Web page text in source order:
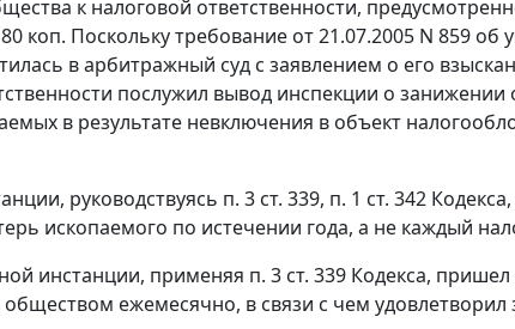
к налоговой ответственности,
коп. Поскольку требование от 21.07.2005 N 859
в арбитражный суд с заявлением о его
послужил вывод инспекции о
в результате невключения в объект
руководствуясь п. 3 ст. 339, п. 1 ст. 342
ископаемого по истечении года, а не каждый
инстанции, применяя п. 3 ст. 339 Кодекса,
обществом ежемесячно, в связи с чем